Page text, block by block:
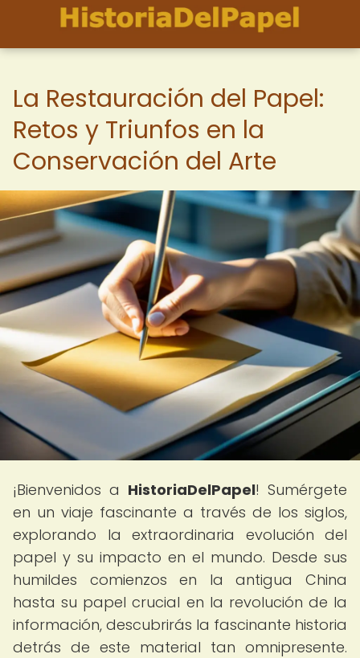
La Restauración del Papel:
Retos y Triunfos en la
Conservación del Arte
¡Bienvenidos a HistoriaDelPapel! Sumérgete
en un viaje fascinante a través de los siglos,
explorando la extraordinaria evolución del
papel y su impacto en el mundo. Desde sus
humildes comienzos en la antigua China
hasta su papel crucial en la revolución de la
información, descubrirás la fascinante historia
detrás de este material tan omnipresente.